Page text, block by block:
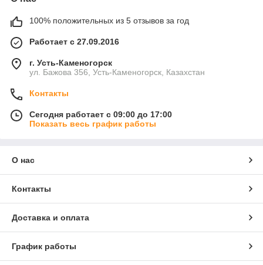
100% положительных из 5 отзывов за год
Работает с 27.09.2016
г. Усть-Каменогорск
ул. Бажова 356, Усть-Каменогорск, Казахстан
Контакты
Сегодня работает с 09:00 до 17:00
Показать весь график работы
О нас
Контакты
Доставка и оплата
График работы